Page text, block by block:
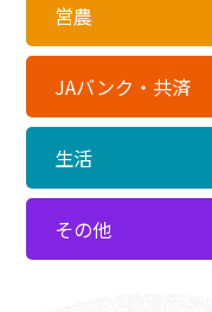
営農
JAバンク・共済
生活
その他